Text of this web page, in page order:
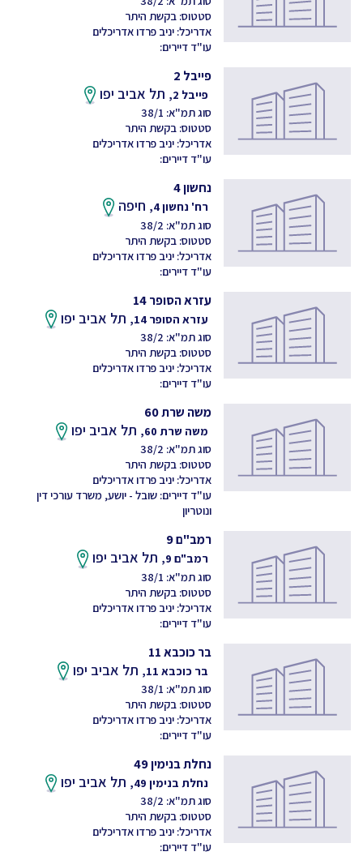
סטטוס: בקשת היתר
אדריכל: יניב פרדו אדריכלים
עו"ד דיירים:
פייבל 2
פייבל 2, תל אביב יפו
סוג תמ"א: 38/1
סטטוס: בקשת היתר
אדריכל: יניב פרדו אדריכלים
עו"ד דיירים:
נחשון 4
רח' נחשון 4, חיפה
סוג תמ"א: 38/2
סטטוס: בקשת היתר
אדריכל: יניב פרדו אדריכלים
עו"ד דיירים:
עזרא הסופר 14
עזרא הסופר 14, תל אביב יפו
סוג תמ"א: 38/2
סטטוס: בקשת היתר
אדריכל: יניב פרדו אדריכלים
עו"ד דיירים:
משה שרת 60
משה שרת 60, תל אביב יפו
סוג תמ"א: 38/2
סטטוס: בקשת היתר
אדריכל: יניב פרדו אדריכלים
עו"ד דיירים: שובל - יושע, משרד עורכי דין
ונוטריון
רמב"ם 9
רמב"ם 9, תל אביב יפו
סוג תמ"א: 38/1
סטטוס: בקשת היתר
אדריכל: יניב פרדו אדריכלים
עו"ד דיירים:
בר כוכבא 11
בר כוכבא 11, תל אביב יפו
סוג תמ"א: 38/1
סטטוס: בקשת היתר
אדריכל: יניב פרדו אדריכלים
עו"ד דיירים:
נחלת בנימין 49
נחלת בנימין 49, תל אביב יפו
סוג תמ"א: 38/2
סטטוס: בקשת היתר
אדריכל: יניב פרדו אדריכלים
עו"ד דיירים: